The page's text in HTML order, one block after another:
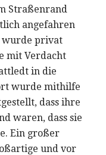
Straßenrand
angefahren
wurde privat
mit Verdacht
in die
wurde mithilfe
dass ihre
waren, dass sie
Ein großer
und vor